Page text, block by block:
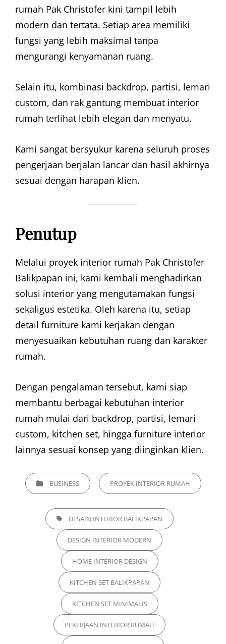
rumah Pak Christofer kini tampil lebih
modern dan tertata. Setiap area memiliki
fungsi yang lebih maksimal tanpa
mengurangi kenyamanan ruang.
Selain itu, kombinasi backdrop, partisi, lemari
custom, dan rak gantung membuat interior
rumah terlihat lebih elegan dan menyatu.
Kami sangat bersyukur karena seluruh proses
pengerjaan berjalan lancar dan hasil akhirnya
sesuai dengan harapan klien.
Penutup
Melalui proyek interior rumah Pak Christofer
Balikpapan ini, kami kembali menghadirkan
solusi interior yang mengutamakan fungsi
sekaligus estetika. Oleh karena itu, setiap
detail furniture kami kerjakan dengan
menyesuaikan kebutuhan ruang dan karakter
rumah.
Dengan pengalaman tersebut, kami siap
membantu berbagai kebutuhan interior
rumah mulai dari backdrop, partisi, lemari
custom, kitchen set, hingga furniture interior
lainnya sesuai konsep yang diinginkan klien.
CATEGORIESBUSINESS PROYEK INTERIOR RUMAH
TAGS, DESAIN INTERIOR BALIKPAPAN
DESIGN INTERIOR MODERN
HOME INTERIOR DESIGN
KITCHEN SET BALIKPAPAN
KITCHEN SET MINIMALIS
PEKERJAAN INTERIOR RUMAH